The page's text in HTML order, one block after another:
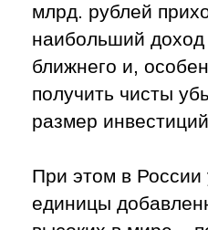
млрд. рублей
наибольший доход
ближнего и,
получить чисты
размер
При этом в России
единицы